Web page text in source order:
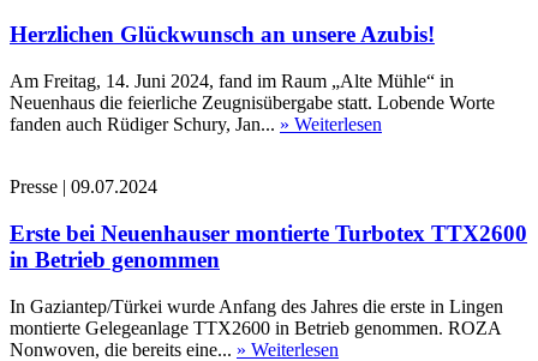
Herzlichen Glückwunsch an unsere Azubis!
Am Freitag, 14. Juni 2024, fand im Raum „Alte Mühle“ in
Neuenhaus die feierliche Zeugnisübergabe statt. Lobende Worte
fanden auch Rüdiger Schury, Jan... » Weiterlesen
Presse | 09.07.2024
Erste bei Neuenhauser montierte Turbotex TTX2600
in Betrieb genommen
In Gaziantep/Türkei wurde Anfang des Jahres die erste in Lingen
montierte Gelegeanlage TTX2600 in Betrieb genommen. ROZA
Nonwoven, die bereits eine... » Weiterlesen